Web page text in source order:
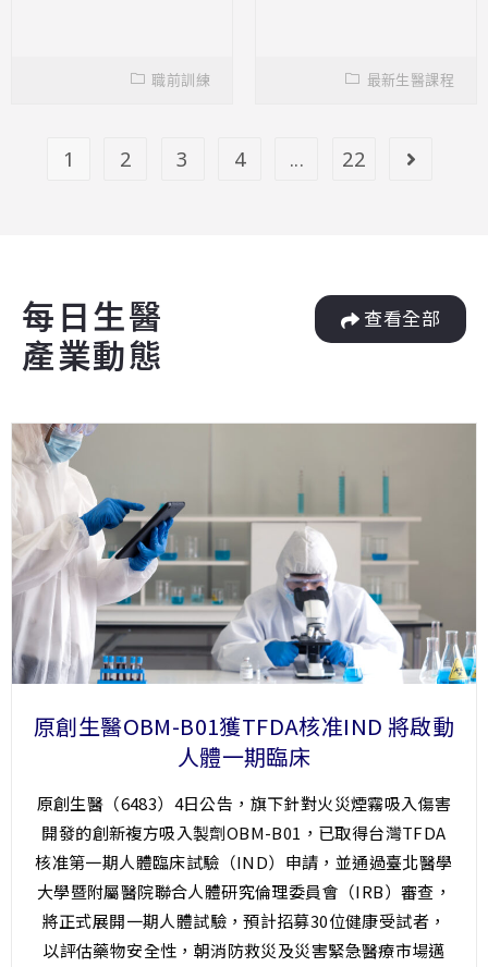
職前訓練 最新生醫課程
1 2 3 4 ... 22
每日生醫
產業動態
查看全部
原創生醫OBM-B01獲TFDA核准IND 將啟動
人體一期臨床
原創生醫（6483）4日公告，旗下針對火災煙霧吸入傷害
開發的創新複方吸入製劑OBM-B01，已取得台灣TFDA
核准第一期人體臨床試驗（IND）申請，並通過臺北醫學
大學暨附屬醫院聯合人體研究倫理委員會（IRB）審查，
將正式展開一期人體試驗，預計招募30位健康受試者，
以評估藥物安全性，朝消防救災及災害緊急醫療市場邁